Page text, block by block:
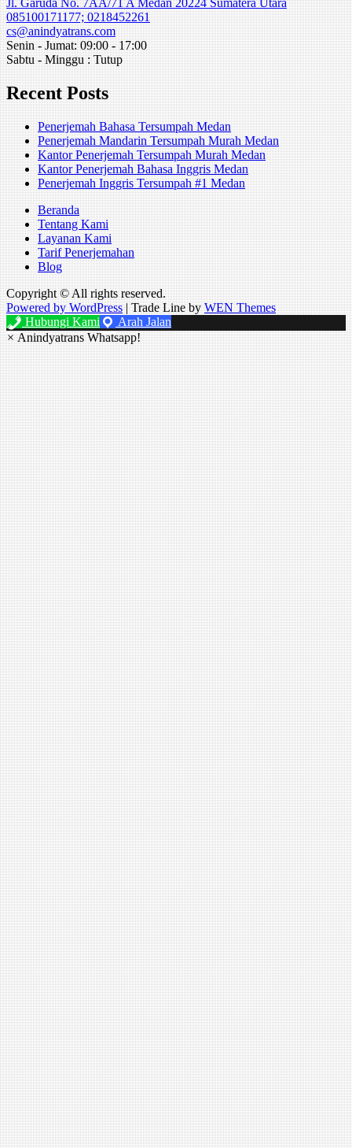
Jl. Garuda No. 7AA/71 A Medan 20224 Sumatera Utara
085100171177; 0218452261
cs@anindyatrans.com
Senin - Jumat: 09:00 - 17:00
Sabtu - Minggu : Tutup
Recent Posts
Penerjemah Bahasa Tersumpah Medan
Penerjemah Mandarin Tersumpah Murah Medan
Kantor Penerjemah Tersumpah Murah Medan
Kantor Penerjemah Bahasa Inggris Medan
Penerjemah Inggris Tersumpah #1 Medan
Beranda
Tentang Kami
Layanan Kami
Tarif Penerjemahan
Blog
Copyright © All rights reserved.
Powered by WordPress |Trade Line byWEN Themes
Hubungi Kami
Arah Jalan
×Anindyatrans Whatsapp!